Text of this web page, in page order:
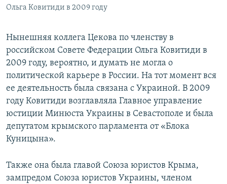
Ольга Ковитиди в 2009 году
Нынешняя коллега Цекова по членству в
российском Совете Федерации Ольга Ковитиди в
2009 году, вероятно, и думать не могла о
политической карьере в России. На тот момент вся
ее деятельность была связана с Украиной. В 2009
году Ковитиди возглавляла Главное управление
юстиции Минюста Украины в Севастополе и была
депутатом крымского парламента от «Блока
Куницына».
Также она была главой Союза юристов Крыма,
зампредом Союза юристов Украины, членом